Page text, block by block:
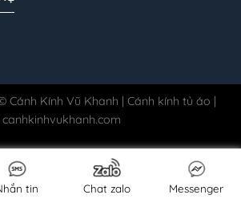
Cánh Kính Vũ Khanh | Cánh kính tủ áo |
canhkinhvukhanh.com
tin Chat zalo Messenger